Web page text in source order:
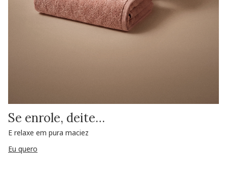
Se enrole, deite…
E relaxe em pura maciez
Eu quero